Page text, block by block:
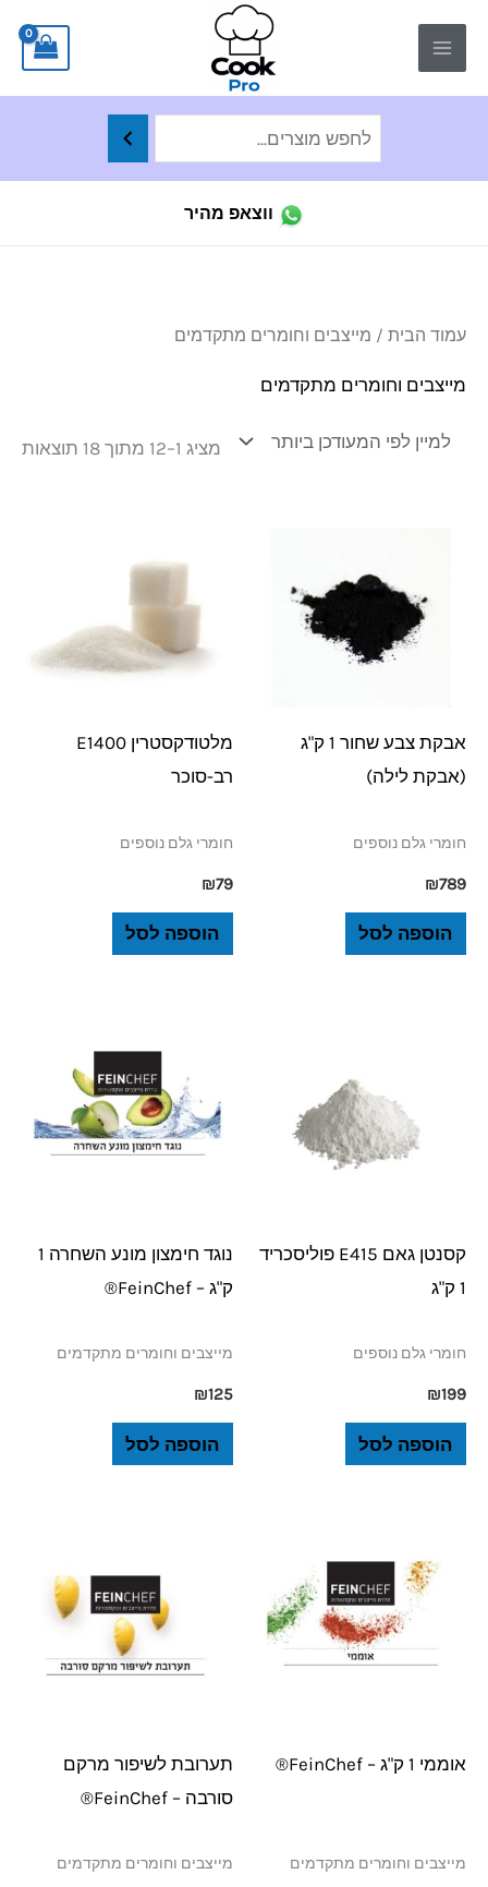
לתוכן
ווצאפ מהיר
עמוד הבית / מייצבים וחומרים מתקדמים
מייצבים וחומרים מתקדמים
מציג 1–12 מתוך 18 תוצאות
אבקת צבע שחור 1 ק"ג
(אבקת לילה)
חומרי גלם נוספים
₪789
הוספה לסל
מלטודקסטרין E1400
רב-סוכר
חומרי גלם נוספים
₪79
הוספה לסל
קסנטן גאם E415 פוליסכריד
1 ק"ג
חומרי גלם נוספים
₪199
הוספה לסל
נוגד חימצון מונע השחרה 1
ק"ג – FeinChef®
מייצבים וחומרים מתקדמים
₪125
הוספה לסל
אוממי 1 ק"ג – FeinChef®
מייצבים וחומרים מתקדמים
תערובת לשיפור מרקם
סורבה – FeinChef®
מייצבים וחומרים מתקדמים